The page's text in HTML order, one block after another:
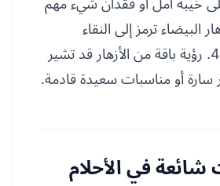
خيبة أمل أو فقدان شيء مهم
3. الأزهار البيضاء ترمز إلى النقاء
والسلام الداخلي. 4. رؤية باقة من الأزهار قد تشير
سارة أو مناسبات سعيدة قادمة.
شائعة في الأحلام